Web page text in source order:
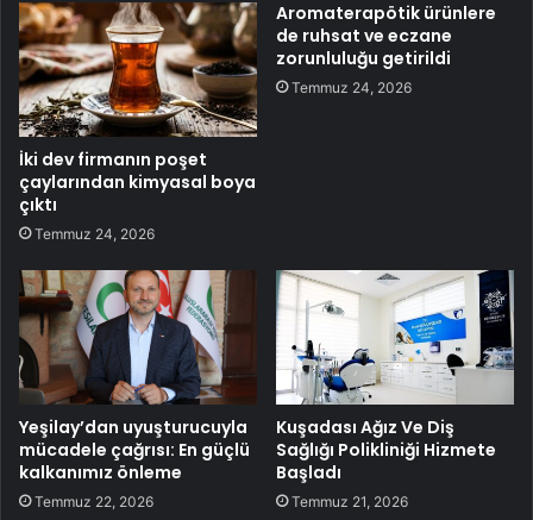
İki dev firmanın poşet
çaylarından kimyasal boya
çıktı
Temmuz 24, 2026
Aromaterapötik ürünlere
de ruhsat ve eczane
zorunluluğu getirildi
Temmuz 24, 2026
Yeşilay’dan uyuşturucuyla
mücadele çağrısı: En güçlü
kalkanımız önleme
Temmuz 22, 2026
Kuşadası Ağız Ve Diş
Sağlığı Polikliniği Hizmete
Başladı
Temmuz 21, 2026